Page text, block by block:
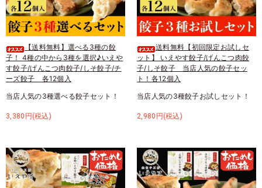
【送料無料】選べる3種の餃
子！ 4種の中から3種を選択♪いえや
す餃子/げんこつ肉餃子/しそ餃子/チ
ーズ餃子 各12個入
当店人気の3種選べる餃子セット！
3,380円(税込)
送料無料【初回限定お試しセ
ット】 いえやす餃子/げんこつ肉餃
子/しそ餃子 当店人気の餃子セッ
ト！各12個入
当店人気の3種餃子お試しセット！
2,980円(税込)